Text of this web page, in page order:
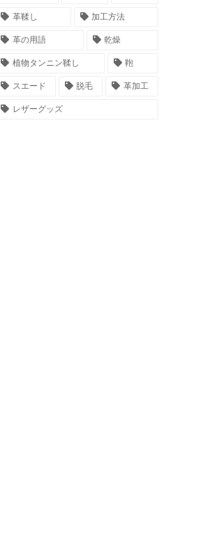
革鞣し 加工方法
革の用語 乾燥
植物タンニン鞣し 鞄
スエード 脱毛 革加工
レザーグッズ